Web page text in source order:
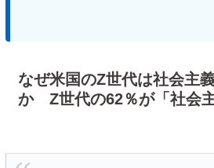
なぜ米国のZ世代は社会主
か Z世代の62％が「社会主